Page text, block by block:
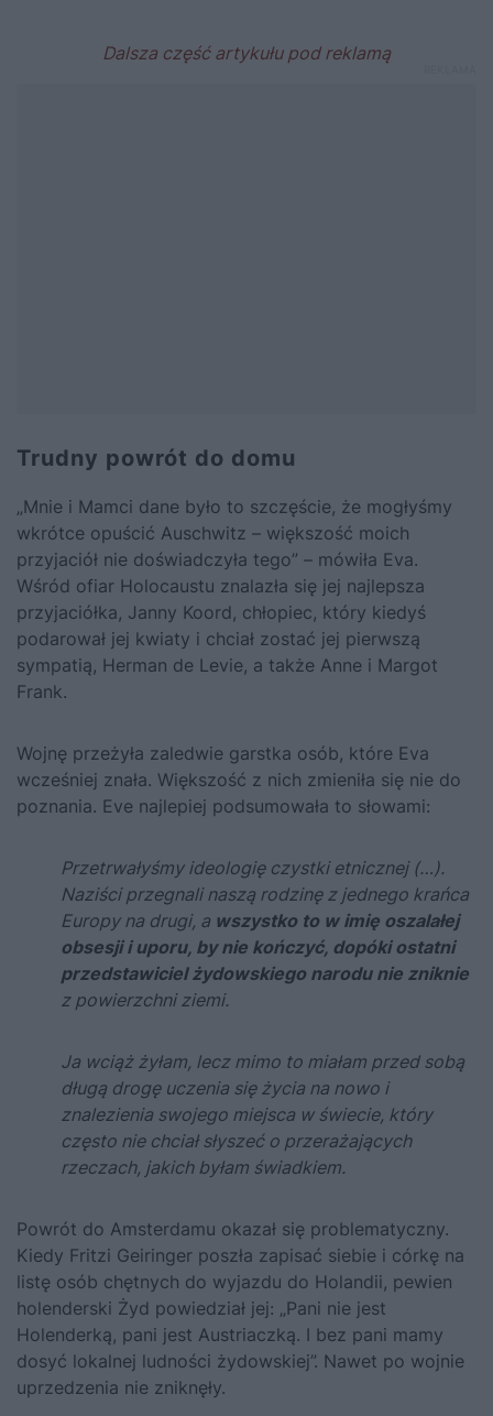
Trudny powrót do domu
„Mnie i Mamci dane było to szczęście, że mogłyśmy
wkrótce opuścić Auschwitz – większość moich
przyjaciół nie doświadczyła tego” – mówiła Eva.
Wśród ofiar Holocaustu znalazła się jej najlepsza
przyjaciółka, Janny Koord, chłopiec, który kiedyś
podarował jej kwiaty i chciał zostać jej pierwszą
sympatią, Herman de Levie, a także Anne i Margot
Frank.
Wojnę przeżyła zaledwie garstka osób, które Eva
wcześniej znała. Większość z nich zmieniła się nie do
poznania. Eve najlepiej podsumowała to słowami:
Przetrwałyśmy ideologię czystki etnicznej (…).
Naziści przegnali naszą rodzinę z jednego krańca
Europy na drugi, a wszystko to w imię oszalałej
obsesji i uporu, by nie kończyć, dopóki ostatni
przedstawiciel żydowskiego narodu nie zniknie
z powierzchni ziemi.
Ja wciąż żyłam, lecz mimo to miałam przed sobą
długą drogę uczenia się życia na nowo i
znalezienia swojego miejsca w świecie, który
często nie chciał słyszeć o przerażających
rzeczach, jakich byłam świadkiem.
Powrót do Amsterdamu okazał się problematyczny.
Kiedy Fritzi Geiringer poszła zapisać siebie i córkę na
listę osób chętnych do wyjazdu do Holandii, pewien
holenderski Żyd powiedział jej: „Pani nie jest
Holenderką, pani jest Austriaczką. I bez pani mamy
dosyć lokalnej ludności żydowskiej”. Nawet po wojnie
uprzedzenia nie zniknęły.